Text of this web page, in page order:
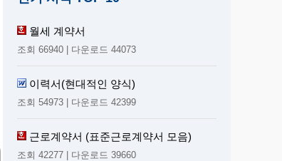
월세 계약서
조회 66940 | 다운로드 44073
이력서(현대적인 양식)
조회 54973 | 다운로드 42399
근로계약서 (표준근로계약서 모음)
조회 42277 | 다운로드 39660